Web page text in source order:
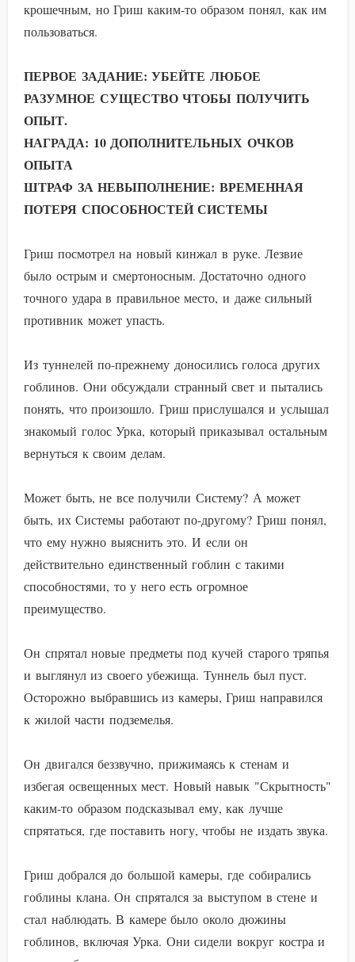
крошечным, но Гриш каким-то образом понял, как им
пользоваться.
ПЕРВОЕ ЗАДАНИЕ: УБЕЙТЕ ЛЮБОЕ
РАЗУМНОЕ СУЩЕСТВО ЧТОБЫ ПОЛУЧИТЬ
ОПЫТ.
НАГРАДА: 10 ДОПОЛНИТЕЛЬНЫХ ОЧКОВ
ОПЫТА
ШТРАФ ЗА НЕВЫПОЛНЕНИЕ: ВРЕМЕННАЯ
ПОТЕРЯ СПОСОБНОСТЕЙ СИСТЕМЫ
Гриш посмотрел на новый кинжал в руке. Лезвие
было острым и смертоносным. Достаточно одного
точного удара в правильное место, и даже сильный
противник может упасть.
Из туннелей по-прежнему доносились голоса других
гоблинов. Они обсуждали странный свет и пытались
понять, что произошло. Гриш прислушался и услышал
знакомый голос Урка, который приказывал остальным
вернуться к своим делам.
Может быть, не все получили Систему? А может
быть, их Системы работают по-другому? Гриш понял,
что ему нужно выяснить это. И если он
действительно единственный гоблин с такими
способностями, то у него есть огромное
преимущество.
Он спрятал новые предметы под кучей старого тряпья
и выглянул из своего убежища. Туннель был пуст.
Осторожно выбравшись из камеры, Гриш направился
к жилой части подземелья.
Он двигался беззвучно, прижимаясь к стенам и
избегая освещенных мест. Новый навык "Скрытность"
каким-то образом подсказывал ему, как лучше
спрятаться, где поставить ногу, чтобы не издать звука.
Гриш добрался до большой камеры, где собирались
гоблины клана. Он спрятался за выступом в стене и
стал наблюдать. В камере было около дюжины
гоблинов, включая Урка. Они сидели вокруг костра и